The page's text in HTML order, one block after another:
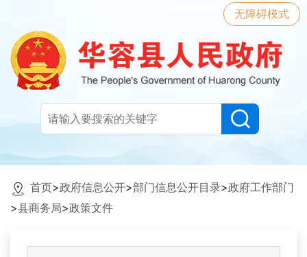
无障碍模式
首页>政府信息公开>部门信息公开目录>政府工作部门
>县商务局>政策文件